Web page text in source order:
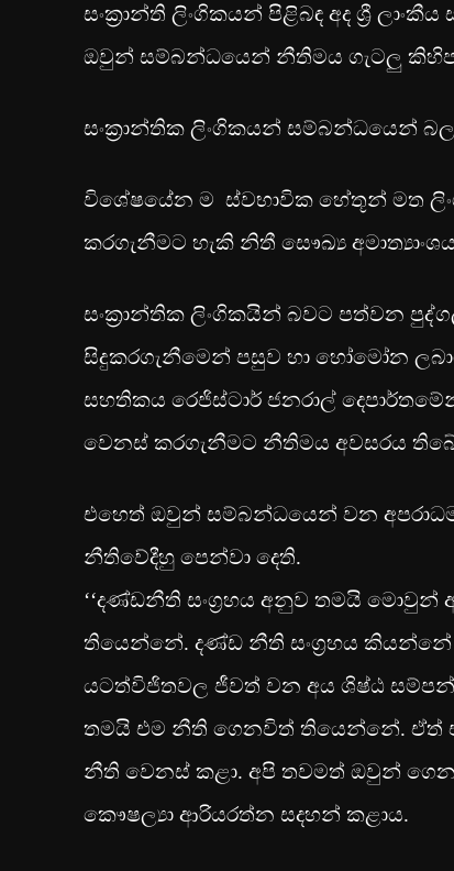
සංක්‍රාන්ති ලිංගිකයන් පිළිබඳ අද ශ්‍රී
ඔවුන් සම්බන්ධයෙන් නීතිමය ගැටලු
සංක‍්‍රාන්තික ලිංගිකයන් සම්බන්ධයෙන්
විශේෂයේන ම ස්වභාවික හේතූන් මත
කරගැනීමට හැකි නිතී සෞඛ්‍ය
සංක‍්‍රාන්තික ලිංගිකයින් බවට පත්වන
සිදුකරගැනීමෙන් පසුව හා හෝමෝන
සහතිකය රෙජිස්ටාර් ජනරාල්
වෙනස් කරගැනීමට නීතිමය අවසරය
එහෙත් ඔවුන් සම්බන්ධයෙන් වන
නීතිවේදීහු පෙන්වා දෙති.
‘‘දණ්ඩනීති සංග‍්‍රහය අනුව තමයි
තියෙන්නේ. දණ්ඩ නීති සංග‍්‍රහය කියන්නේ
යටත්විජිතවල ජීවත් වන අය ශිෂ්ඨ
තමයි එම නීති ගෙනවිත් තියෙන්නේ. ඒත්
නීති වෙනස් කළා. අපි තවමත් ඔවුන්
කෞෂල්‍යා ආරියරත්න සදහන් කළාය.